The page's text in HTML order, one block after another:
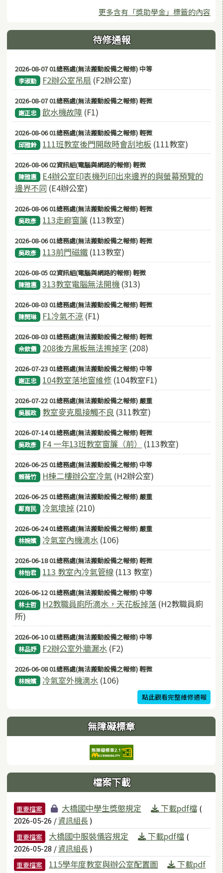
更多含有「獎助學金」標籤的內容
待修通報
2026-08-07 01總務處(無法搬動設備之報修) 中等
李淑勤 F2辦公室吊扇 (F2辦公室)
2026-08-07 01總務處(無法搬動設備之報修) 輕微
謝正忠 飲水機故障 (F1)
2026-08-06 01總務處(無法搬動設備之報修) 輕微
邱雅鈴 111班教室後門開啟時會刮地板 (111教室)
2026-08-06 02資訊組(電腦與網路的報修) 輕微
陳雅惠
E4辦公室印表機列印出來邊界的與螢幕預覽的
邊界不同 (E4辦公室)
2026-08-06 01總務處(無法搬動設備之報修) 輕微
吳政彥 113走廊窗簾 (113教室)
2026-08-06 01總務處(無法搬動設備之報修) 輕微
吳政彥 113前門磁鐵 (113教室)
2026-08-05 02資訊組(電腦與網路的報修) 輕微
陳雅惠 313教室電腦無法開機 (313)
2026-08-03 01總務處(無法搬動設備之報修) 輕微
陳閔琳 F1冷氣不涼 (F1)
2026-08-03 01總務處(無法搬動設備之報修) 輕微
佘歆儀 208後方黑板無法擦掉字 (208)
2026-07-23 01總務處(無法搬動設備之報修) 中等
謝正忠 104教室落地窗維修 (104教室F1)
2026-07-22 01總務處(無法搬動設備之報修) 嚴重
吳展政 教室麥克風接觸不良 (311教室)
2026-07-14 01總務處(無法搬動設備之報修) 輕微
吳政彥 F4 一年13班教室窗簾（前） (113教室)
2026-06-25 01總務處(無法搬動設備之報修) 中等
賴薇竹 H棟二樓辦公室冷氣 (H2辦公室)
2026-06-25 01總務處(無法搬動設備之報修) 嚴重
鄭育民 冷氣壞掉 (210)
2026-06-24 01總務處(無法搬動設備之報修) 嚴重
林婉嬪 冷氣室內機滴水 (106)
2026-06-18 01總務處(無法搬動設備之報修) 輕微
林怡君 113 教室內冷氣管線 (113 教室)
2026-06-12 01總務處(無法搬動設備之報修) 中等
林士哲 H2教職員廁所滴水，天花板掉落 (H2教職員廁
所)
2026-06-10 01總務處(無法搬動設備之報修) 中等
林品妤 F2辦公室外牆漏水 (F2)
2026-06-08 01總務處(無法搬動設備之報修) 輕微
林婉嬪 冷氣室外機滴水 (106)
點此觀看完整維修通報
無障礙標章
檔案下載
檔案列表
重要檔案 大橋國中學生獎懲規定 下載pdf檔 (
2026-05-26 /資訊組長 )
重要檔案 大橋國中服裝儀容規定 下載pdf檔 (
2026-05-28 /資訊組長 )
重要檔案 115學年度教室與辦公室配置圖
下載pdf